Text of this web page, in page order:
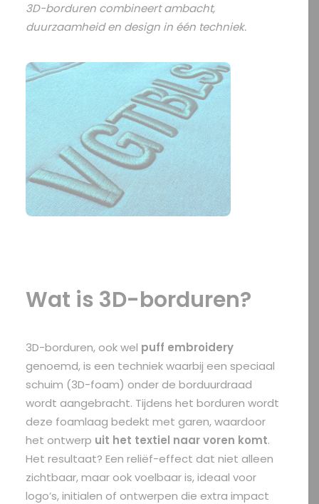
3D-borduren combineert ambacht,
duurzaamheid en design in één techniek.
Wat is 3D-borduren?
3D-borduren, ook wel puff embroidery
genoemd, is een techniek waarbij een speciaal
schuim (3D-foam) onder de borduurdraad
wordt aangebracht. Tijdens het borduren wordt
deze foamlaag bedekt met garen, waardoor
het ontwerp uit het textiel naar voren komt.
Het resultaat? Een reliëf-effect dat niet alleen
zichtbaar, maar ook voelbaar is, ideaal voor
logo’s, initialen of ontwerpen die extra impact